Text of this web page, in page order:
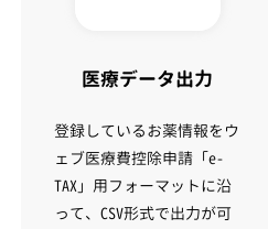
医療データ出力
登録しているお薬情報をウ
ェブ医療費控除申請「e-
TAX」用フォーマットに沿
って、CSV形式で出力が可